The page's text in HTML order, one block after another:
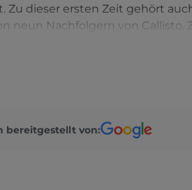
Zu dieser ersten Zeit gehört
neun Nachfolgern von Callisto.
und Eusebius benannt wurde,
dem Beginn des 5.
erste befindet sich an der
bereitgestellt von: